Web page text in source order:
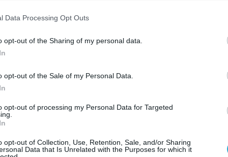
Data Processing Opt Outs
opt-out of the Sharing of my personal data.
opt-out of the Sale of my Personal Data.
opt-out of processing my Personal Data for Targeted
opt-out of Collection, Use, Retention, Sale, and/or Sharing
Data that Is Unrelated with the Purposes for which it
των συμμετεχουσών δυνάμεων.